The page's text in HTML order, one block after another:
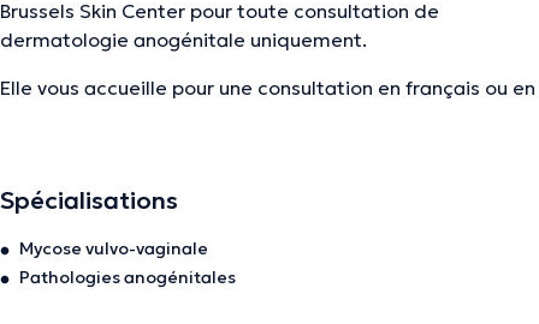
Brussels Skin Center pour toute consultation de
dermatologie anogénitale uniquement.
Elle vous accueille pour une consultation en français ou en
de rendez-vous en ligne)
Spécialisations
Mycose vulvo-vaginale
Pathologies anogénitales